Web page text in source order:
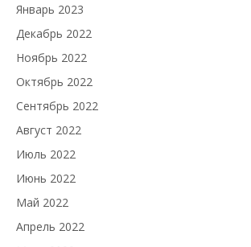
Январь 2023
Декабрь 2022
Ноябрь 2022
Октябрь 2022
Сентябрь 2022
Август 2022
Июль 2022
Июнь 2022
Май 2022
Апрель 2022